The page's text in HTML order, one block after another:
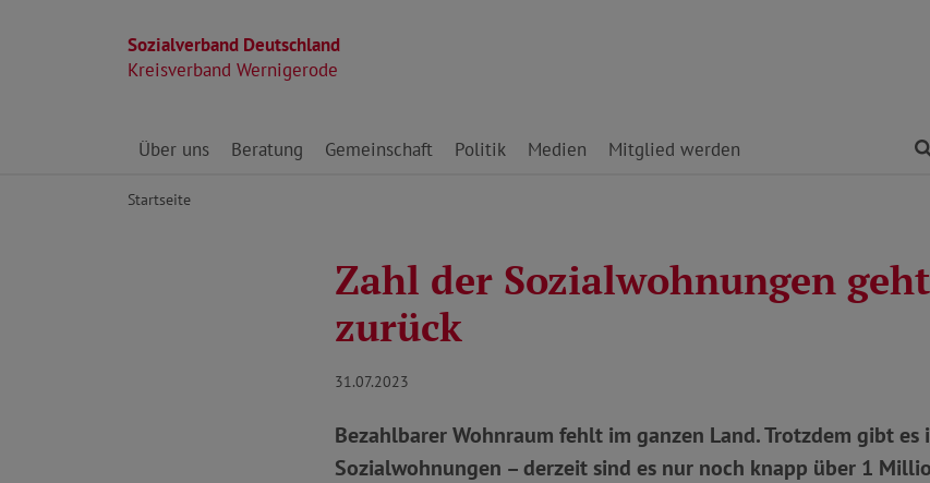
Sozialverband Deutschland
Kreisverband Wernigerode
Direkt zu den Inhalten springen
Über uns Beratung Gemeinschaft Politik Medien Mitglied werden
Startseite
Zahl der Sozialwohnungen
zurück
31.07.2023
Bezahlbarer Wohnraum fehlt im ganzen Land. Trotzdem gibt es
Sozialwohnungen – derzeit sind es nur noch knapp über 1